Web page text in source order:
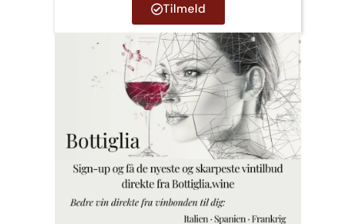
Tilmeld